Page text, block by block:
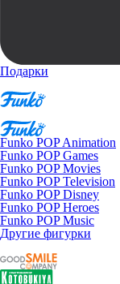
Подарки
Funko POP Animation
Funko POP Games
Funko POP Movies
Funko POP Television
Funko POP Disney
Funko POP Heroes
Funko POP Music
Другие фигурки